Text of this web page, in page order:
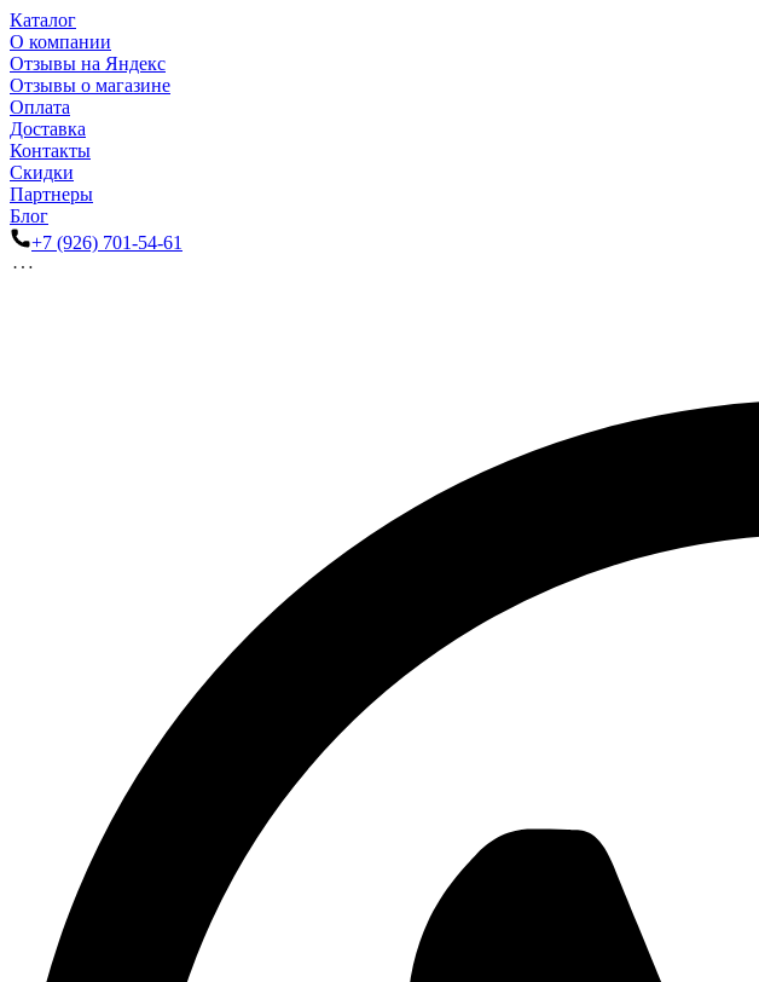
Каталог
О компании
Отзывы на Яндекс
Отзывы о магазине
Оплата
Доставка
Контакты
Скидки
Партнеры
Блог
+7 (926) 701-54-61